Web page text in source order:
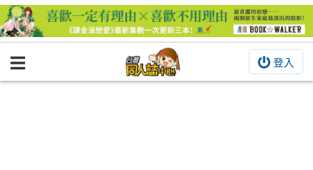
登入
BOOKY書集倉庫